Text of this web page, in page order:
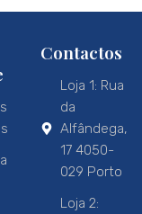
Contactos
Loja 1: Rua
da
Alfândega,
17 4050-
029 Porto
Loja 2: